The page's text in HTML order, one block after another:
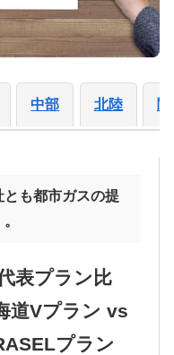
中部 北陸
とも都市ガスの提
表プラン比
道Vプラン vs
プラン